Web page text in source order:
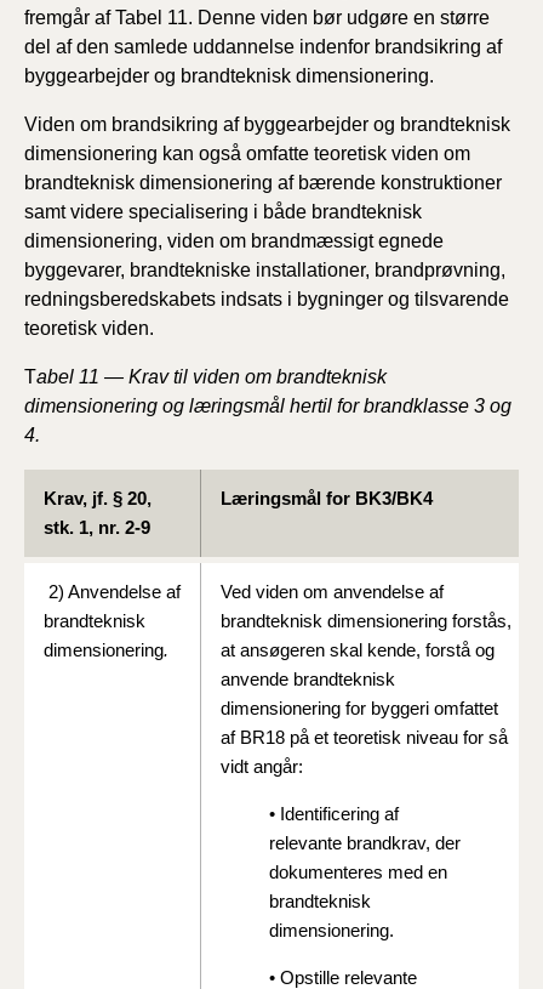
fremgår af Tabel 11. Denne viden bør udgøre en større
del af den samlede uddannelse indenfor brandsikring af
byggearbejder og brandteknisk dimensionering.
Viden om brandsikring af byggearbejder og brandteknisk
dimensionering kan også omfatte teoretisk viden om
brandteknisk dimensionering af bærende konstruktioner
samt videre specialisering i både brandteknisk
dimensionering, viden om brandmæssigt egnede
byggevarer, brandtekniske installationer, brandprøvning,
redningsberedskabets indsats i bygninger og tilsvarende
teoretisk viden.
Tabel 11 — Krav til viden om brandteknisk
dimensionering og læringsmål hertil for brandklasse 3 og
4.
Krav, jf. § 20,
stk. 1, nr. 2-9
Læringsmål for BK3/BK4
2) Anvendelse af
brandteknisk
dimensionering.
Ved viden om anvendelse af
brandteknisk dimensionering forstås,
at ansøgeren skal kende, forstå og
anvende brandteknisk
dimensionering for byggeri omfattet
af BR18 på et teoretisk niveau for så
vidt angår:
• Identificering af
relevante brandkrav, der
dokumenteres med en
brandteknisk
dimensionering.
• Opstille relevante